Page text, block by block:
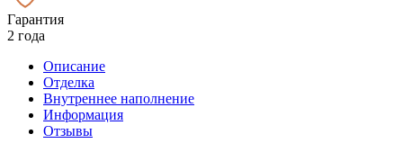
Гарантия
2 года
Описание
Отделка
Внутреннее наполнение
Информация
Отзывы